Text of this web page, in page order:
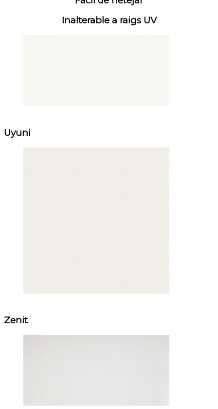
Inalterable a raigs UV
Uyuni
Zenit